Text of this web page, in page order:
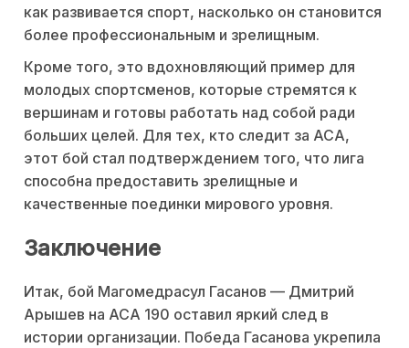
как развивается спорт, насколько он становится
более профессиональным и зрелищным.
Кроме того, это вдохновляющий пример для
молодых спортсменов, которые стремятся к
вершинам и готовы работать над собой ради
больших целей. Для тех, кто следит за ACA,
этот бой стал подтверждением того, что лига
способна предоставить зрелищные и
качественные поединки мирового уровня.
Заключение
Итак, бой Магомедрасул Гасанов — Дмитрий
Арышев на ACA 190 оставил яркий след в
истории организации. Победа Гасанова укрепила